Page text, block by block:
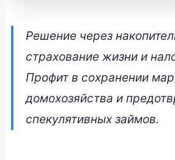
Как
страхование
Беларуси для
подготовки к
Решение через
страхование жизни и
Профит в сохранении
домохозяйства и
спекулятивных займов.